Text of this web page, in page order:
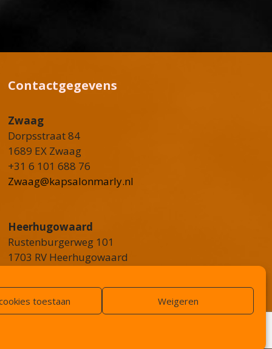
toestaan Weigeren
Contactgegevens
Zwaag
Dorpsstraat 84
1689 EX Zwaag
+31 6 101 688 76
Zwaag@kapsalonmarly.nl
Heerhugowaard
Rustenburgerweg 101
1703 RV Heerhugowaard
Heerhugowaard@kapsalonmarly.nl